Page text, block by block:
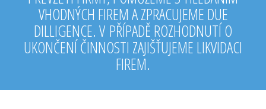
VHODNÝCH FIREM A ZPRACUJEME DUE
DILLIGENCE. V PŘÍPADĚ ROZHODNUTÍ O
UKONČENÍ ČINNOSTI ZAJIŠŤUJEME LIKVIDACI
FIREM.